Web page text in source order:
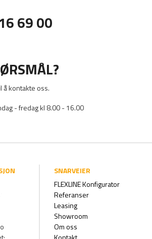
69 00
å kontakte oss.
- fredag kl 8.00 - 16.00
SNARVEIER
FLEXLINE Konfigurator
Referanser
Leasing
Showroom
Om oss